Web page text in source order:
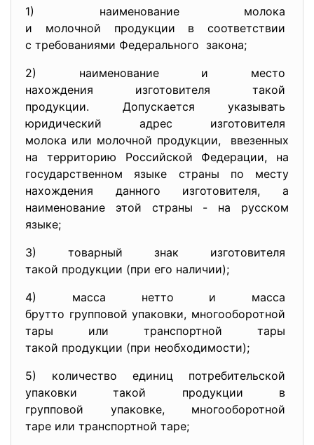
1) наименование молока
и молочной продукции в соответствии
с требованиями Федерального закона;
2) наименование и место
нахождения изготовителя такой
продукции. Допускается указывать
юридический адрес изготовителя
молока или молочной продукции, ввезенных
на территорию Российской Федерации, на
государственном языке страны по месту
нахождения данного изготовителя, а
наименование этой страны - на русском
языке;
3) товарный знак изготовителя
такой продукции (при его наличии);
4) масса нетто и масса
брутто групповой упаковки, многооборотной
тары или транспортной тары
такой продукции (при необходимости);
5) количество единиц потребительской
упаковки такой продукции в
групповой упаковке, многооборотной
таре или транспортной таре;